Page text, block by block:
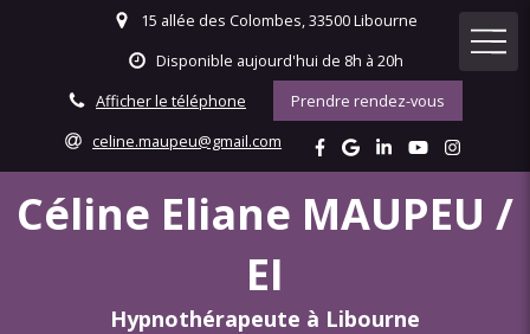
15 allée des Colombes, 33500 Libourne
Disponible aujourd'hui de 8h à 20h
Afficher le téléphone
Prendre rendez-vous
celine.maupeu@gmail.com
Céline Eliane MAUPEU /
EI
Hypnothérapeute à Libourne